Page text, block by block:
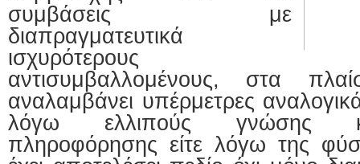
συμβάσεις με
διαπραγματευτικά
ισχυρότερους
αντισυμβαλλομένους, στα
αναλαμβάνει υπέρμετρες
λόγω ελλιπούς γνώσης
πληροφόρησης είτε λόγω της